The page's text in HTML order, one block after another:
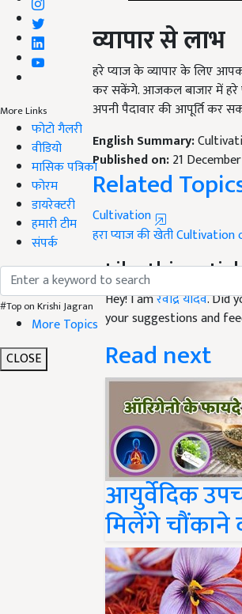
More Links
फोटो गैलरी
वीडियो
मासिक पत्रिका
फोरम
डायरेक्टरी
हमारी टीम
संपर्क
#Top on Krishi Jagran
More Topics
CLOSE
व्यापार से लाभ
हरे प्याज के व्यापार के लिए
कर सकेंगे. आजकल बाजार में हरे
अपनी पैदावार की आपूर्ति कर
English Summary:
Published on:21
Related
Cultivation
हरा प्याज की खेती
Like this
Hey! I am
your suggestions and
Read next
आयुर्वेदिक
मिलेंगे चौंकाने